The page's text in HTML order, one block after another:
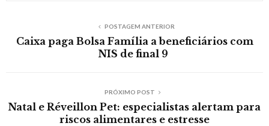
POSTAGEM ANTERIOR
Caixa paga Bolsa Família a beneficiários com
NIS de final 9
PRÓXIMO POST
Natal e Réveillon Pet: especialistas alertam para
riscos alimentares e estresse